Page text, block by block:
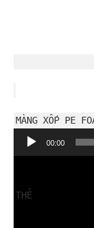
MÀNG XỐP PE
Trình
chơi
00:00
THẺ